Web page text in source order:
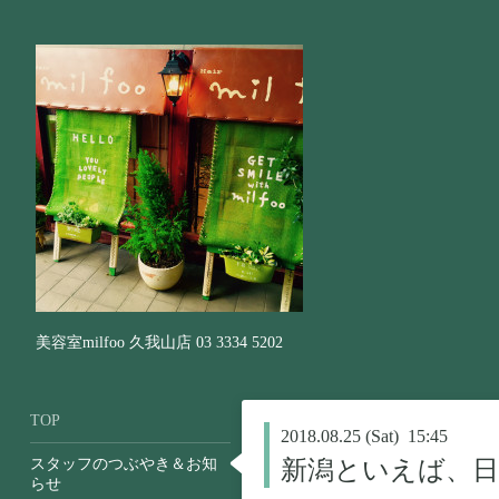
美容室milfoo 久我山店 03 3334 5202
2018.08.25 (Sat) 15:45
新潟といえば、
TOP
スタッフのつぶやき＆お知
らせ